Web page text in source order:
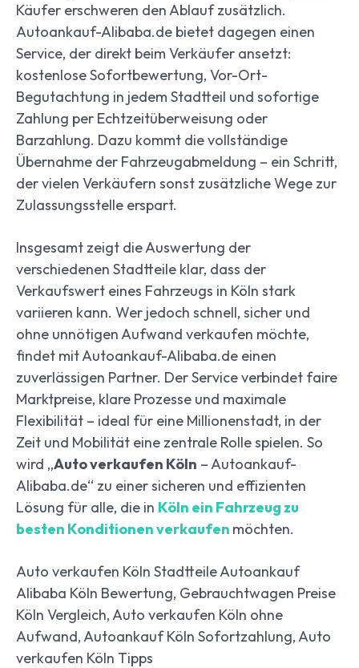
Käufer erschweren den Ablauf zusätzlich.
Autoankauf-Alibaba.de bietet dagegen einen
Service, der direkt beim Verkäufer ansetzt:
kostenlose Sofortbewertung, Vor-Ort-
Begutachtung in jedem Stadtteil und sofortige
Zahlung per Echtzeitüberweisung oder
Barzahlung. Dazu kommt die vollständige
Übernahme der Fahrzeugabmeldung – ein Schritt,
der vielen Verkäufern sonst zusätzliche Wege zur
Zulassungsstelle erspart.
Insgesamt zeigt die Auswertung der
verschiedenen Stadtteile klar, dass der
Verkaufswert eines Fahrzeugs in Köln stark
variieren kann. Wer jedoch schnell, sicher und
ohne unnötigen Aufwand verkaufen möchte,
findet mit Autoankauf-Alibaba.de einen
zuverlässigen Partner. Der Service verbindet faire
Marktpreise, klare Prozesse und maximale
Flexibilität – ideal für eine Millionenstadt, in der
Zeit und Mobilität eine zentrale Rolle spielen. So
wird „Auto verkaufen Köln – Autoankauf-
Alibaba.de“ zu einer sicheren und effizienten
Lösung für alle, die in Köln ein Fahrzeug zu
besten Konditionen verkaufen möchten.
Auto verkaufen Köln Stadtteile Autoankauf
Alibaba Köln Bewertung, Gebrauchtwagen Preise
Köln Vergleich, Auto verkaufen Köln ohne
Aufwand, Autoankauf Köln Sofortzahlung, Auto
verkaufen Köln Tipps